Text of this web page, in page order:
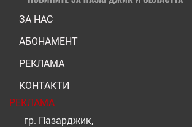
ЗА НАС
АБОНАМЕНТ
РЕКЛАМА
КОНТАКТИ
РЕКЛАМА
гр. Пазарджик,